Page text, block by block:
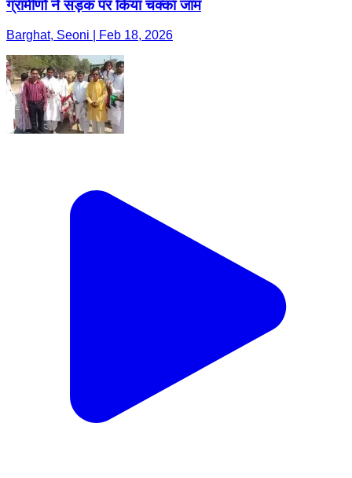
ग्रामीणों ने सड़क पर किया चक्का जाम
Barghat, Seoni | Feb 18, 2026